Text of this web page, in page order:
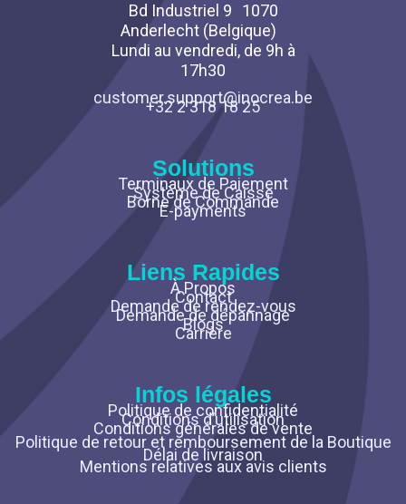
Bd Industriel 9 1070
Anderlecht (Belgique)
Lundi au vendredi, de 9h à
17h30
customer.support@inocrea.be
+32 2 318 18 25
Solutions
Terminaux de Paiement
Système de Caisse
Borne de Commande
E-payments
Liens Rapides
À Propos
Contact
Demande de rendez-vous
Demande de dépannage
Blogs
Carrière
Infos légales
Politique de confidentialité
Conditions d’utilisation
Conditions générales de vente
Politique de retour et remboursement de la Boutique
Délai de livraison
Mentions relatives aux avis clients